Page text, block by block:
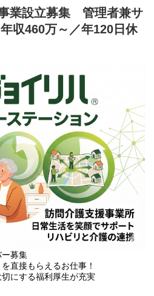
事業設立募集 管理者兼サ
収460万～／年120日休
募集
直接もらえるお仕事！
にする福利厚生が充実